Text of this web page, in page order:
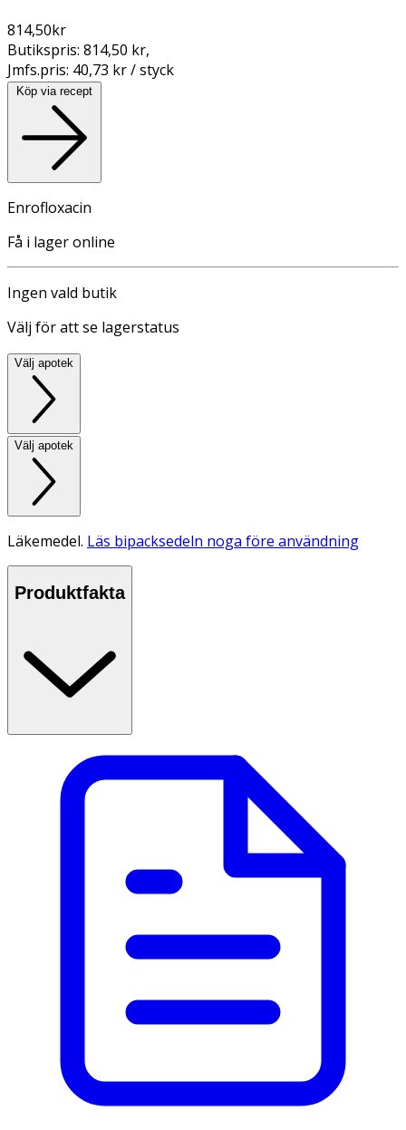
814,50kr
Butikspris: 814,50 kr,
Jmfs.pris: 40,73 kr / styck
Köp via recept
Enrofloxacin
Få i lager online
Ingen vald butik
Välj för att se lagerstatus
Välj apotek
Välj apotek
Läkemedel. Läs bipacksedeln noga före användning
Produktfakta